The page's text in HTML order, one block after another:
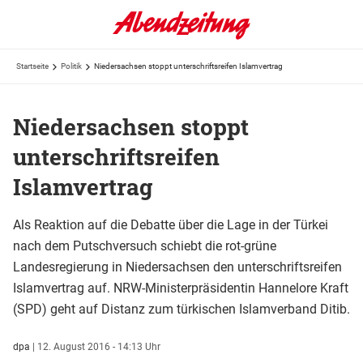
Startseite Politik Niedersachsen stoppt unterschriftsreifen Islamvertrag
Niedersachsen stoppt
unterschriftsreifen
Islamvertrag
Als Reaktion auf die Debatte über die Lage in der Türkei
nach dem Putschversuch schiebt die rot-grüne
Landesregierung in Niedersachsen den unterschriftsreifen
Islamvertrag auf. NRW-Ministerpräsidentin Hannelore Kraft
(SPD) geht auf Distanz zum türkischen Islamverband Ditib.
dpa | 12. August 2016 - 14:13 Uhr